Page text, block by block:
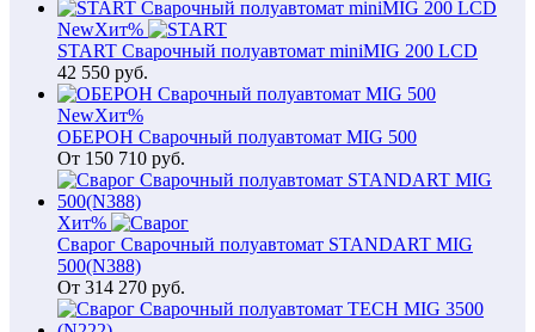
NewХит%
START Сварочный полуавтомат miniMIG 200 LCD
42 550 руб.
NewХит%
ОБЕРОН Сварочный полуавтомат MIG 500
От 150 710 руб.
Хит%
Сварог Сварочный полуавтомат STANDART MIG
500(N388)
От 314 270 руб.